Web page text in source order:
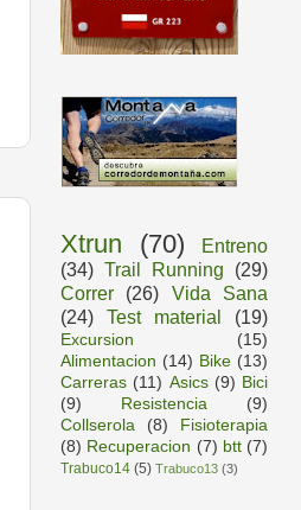
Xtrun (70)
Entreno
(34) Trail Running
(29)
Correr
(26)
Vida Sana
(24)
Test material (19)
Excursion
(15)
Alimentacion (14) Bike (13)
Carreras (11) Asics (9) Bici
(9)
Resistencia
(9)
Collserola
(8)
Fisioterapia
(8) Recuperacion (7) btt (7)
Trabuco14 (5) Trabuco13 (3)